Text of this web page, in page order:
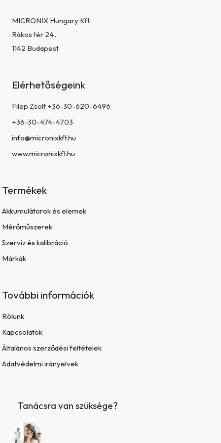
MICRONIX Hungary Kft.
Rákos tér 24..
1142 Budapest
Elérhetőségeink
Filep Zsolt +36-30-620-6496
+36-30-474-4703
info@micronixkft.hu
www.micronixkft.hu
Termékek
Akkumulátorok és elemek
Mérőműszerek
Szerviz és kalibráció
Márkák
További információk
Rólunk
Kapcsolatok
Általános szerződési feltételek
Adatvédelmi irányelvek
Tanácsra van szüksége?